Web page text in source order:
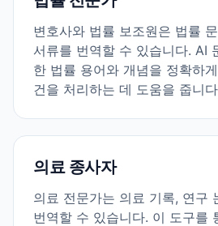
변호사와 법률 보조원은 법률
서류를 번역할 수 있습니다. AI
한 법률 용어와 개념을 정확하
건을 처리하는 데 도움을 줍니
의료 종사자
의료 전문가는 의료 기록, 연구
번역할 수 있습니다. 이 도구를